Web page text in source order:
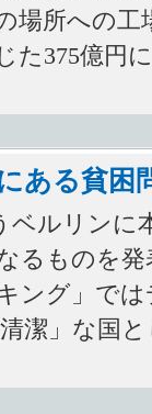
場所への
た375億円
ある貧困
ベルリン
るものを
ング」で
潔」な国